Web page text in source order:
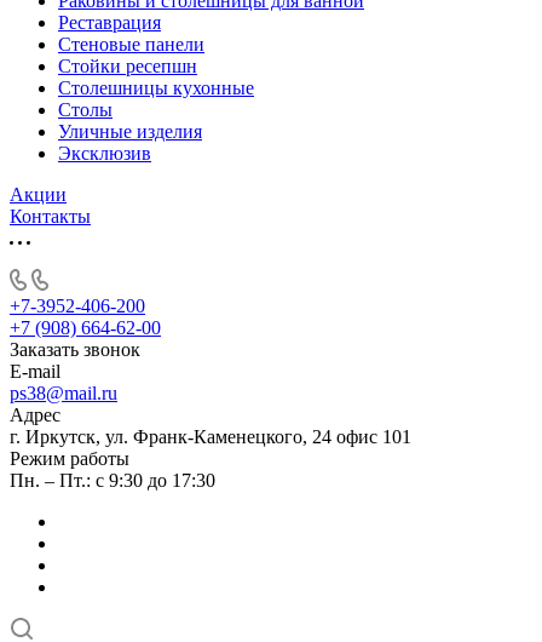
Реставрация
Стеновые панели
Стойки ресепшн
Столешницы кухонные
Столы
Уличные изделия
Эксклюзив
Акции
Контакты
+7-3952-406-200
+7 (908) 664-62-00
Заказать звонок
E-mail
ps38@mail.ru
Адрес
г. Иркутск, ул. Франк-Каменецкого, 24 офис 101
Режим работы
Пн. – Пт.: с 9:30 до 17:30